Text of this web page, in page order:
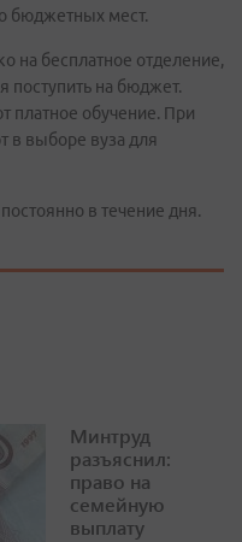
бюджетных мест.
на бесплатное отделение,
поступить на бюджет.
платное обучение. При
в выборе вуза для
в течение дня.
Минтруд
разъяснил:
право на
семейную
выплату